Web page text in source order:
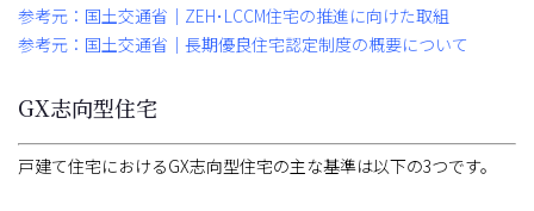
参考元：国土交通省｜ZEH･LCCM住宅の推進に向けた取組
参考元：国土交通省｜長期優良住宅認定制度の概要について
GX志向型住宅
戸建て住宅におけるGX志向型住宅の主な基準は以下の3つです。